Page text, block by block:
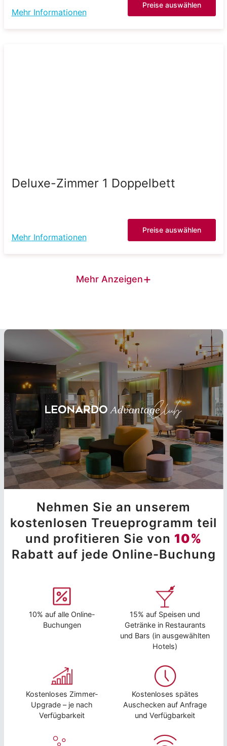
Mehr Informationen
Preise auswählen
Deluxe-Zimmer 1 Doppelbett
Mehr Informationen
Preise auswählen
Mehr Anzeigen+
Nehmen Sie an unserem
kostenlosen Treueprogramm teil
und profitieren Sie von 10%
Rabatt auf jede Online-Buchung
10% auf alle Online-
Buchungen
15% auf Speisen und
Getränke in Restaurants
und Bars (in ausgewählten
Hotels)
Kostenloses Zimmer-
Upgrade – je nach
Verfügbarkeit
Kostenloses spätes
Auschecken auf Anfrage
und Verfügbarkeit